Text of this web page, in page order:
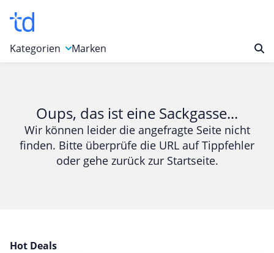
Kategorien
Bücher & Magazine
Computer & Elektronik
Entertainment & Media
Garten, Haushalt & Tiere
Marken
Oups, das ist eine Sackgasse...
Wir können leider die angefragte Seite nicht
finden. Bitte überprüfe die URL auf Tippfehler
oder gehe zurück zur Startseite.
Hot Deals